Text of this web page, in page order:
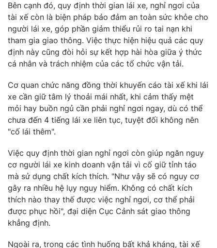
Liên hệ tòa soạn English
Theo dõi báo trên
Cơ quan chủ quản:Đài Truyền hình Việt Nam
Cơ quan báo chí: Thời báo VTV
Giấy phép hoạt động báo in và báo điện tử số 483/GP-BTTTT
cấp ngày 29/12/2023
Tổng Biên tập:Vũ Thanh Thủy
Phó Tổng Biên tập:Nguyễn Thị Mỹ Hạnh, Phạm Quốc Thắng,
Nguyễn Trọng Ninh
Tổng đài VTV: 024.38 355 931 - 024.38 355 932
Bên cạnh đó, quy định thời gian lái xe, nghỉ ngơi của
tài xế còn là biện pháp bảo đảm an toàn sức khỏe cho
người lái xe, góp phần giảm thiểu rủi ro tai nạn khi
tham gia giao thông. Việc thực hiện hiệu quả các quy
định này cũng đòi hỏi sự kết hợp hài hòa giữa ý thức
cá nhân và trách nhiệm của các tổ chức vận tải.
Cơ quan chức năng đồng thời khuyến cáo tài xế khi lái
xe cần giữ tâm lý thoải mái nhất, khi cảm thấy mệt
mỏi hay buồn ngủ cần phải nghỉ ngơi ngay, dù có thể
chưa đến 4 tiếng lái xe liên tục, tuyệt đối không nên
"cố lái thêm".
Việc quy định thời gian nghỉ ngơi còn giúp ngăn nguy
cơ người lái xe kinh doanh vận tải vì cố giữ tỉnh táo
mà sử dụng chất kích thích. "Như vậy sẽ có nguy cơ
gây ra nhiều hệ lụy nguy hiểm. Không có chất kích
thích nào thay thế được việc nghỉ ngơi, cơ thể phải
được phục hồi", đại diện Cục Cảnh sát giao thông
khẳng định.
Ngoài ra, trong các tình huống bất khả kháng, tài xế